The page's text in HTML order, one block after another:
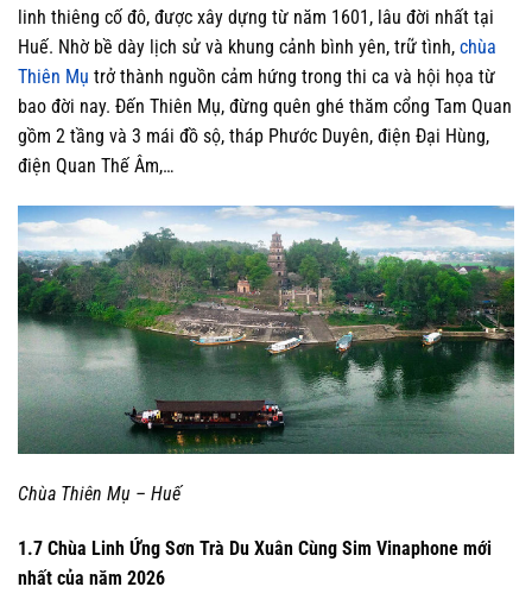
linh thiêng cố đô, được xây dựng từ năm 1601, lâu đời nhất tại
Huế. Nhờ bề dày lịch sử và khung cảnh bình yên, trữ tình, chùa
Thiên Mụ trở thành nguồn cảm hứng trong thi ca và hội họa từ
bao đời nay. Đến Thiên Mụ, đừng quên ghé thăm cổng Tam Quan
gồm 2 tầng và 3 mái đồ sộ, tháp Phước Duyên, điện Đại Hùng,
điện Quan Thế Âm,…
Chùa Thiên Mụ – Huế
1.7 Chùa Linh Ứng Sơn Trà Du Xuân Cùng Sim Vinaphone mới
nhất của năm 2026